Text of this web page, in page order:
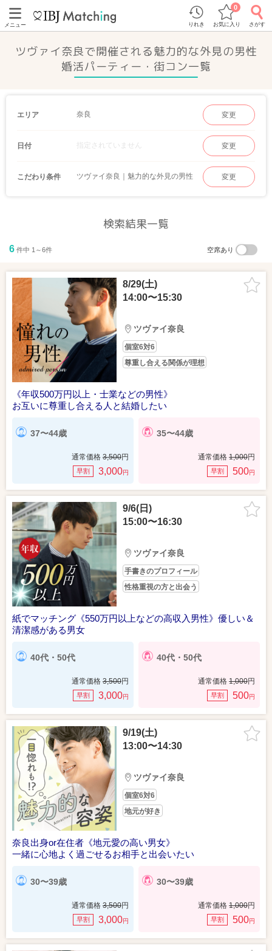
メニュー りれき お気に入り
0
さがす
ツヴァイ奈良で開催される魅力的な外見の男性
婚活パーティー・街コン一覧
エリア 奈良 変更
日付 指定されていません 変更
こだわり条件 ツヴァイ奈良｜魅力的な外見の男性 変更
検索結果一覧
6 件中 1～6件 空席あり
8/29(土)
14:00〜15:30
ツヴァイ奈良
個室6対6
尊重し合える関係が理想
《年収500万円以上・士業などの男性》
お互いに尊重し合える人と結婚したい
37〜44歳
通常価格 3,500円
早割 3,000円
35〜44歳
通常価格 1,000円
早割 500円
9/6(日)
15:00〜16:30
ツヴァイ奈良
手書きのプロフィール
性格重視の方と出会う
紙でマッチング《550万円以上などの高収入男性》優しい＆
清潔感がある男女
40代・50代
通常価格 3,500円
早割 3,000円
40代・50代
通常価格 1,000円
早割 500円
9/19(土)
13:00〜14:30
ツヴァイ奈良
個室6対6
地元が好き
奈良出身or在住者《地元愛の高い男女》
一緒に心地よく過ごせるお相手と出会いたい
30〜39歳
通常価格 3,500円
早割 3,000円
30〜39歳
通常価格 1,000円
早割 500円